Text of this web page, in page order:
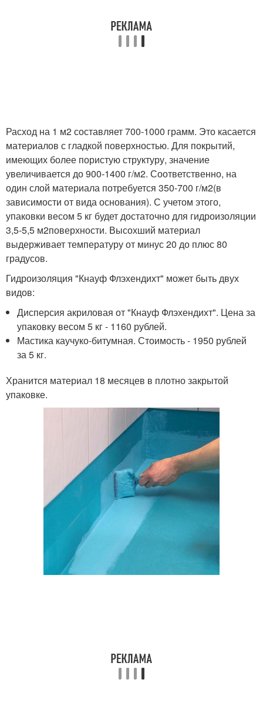
Расход на 1 м2 составляет 700-1000 грамм. Это касается
материалов с гладкой поверхностью. Для покрытий,
имеющих более пористую структуру, значение
увеличивается до 900-1400 г/м2. Соответственно, на
один слой материала потребуется 350-700 г/м2(в
зависимости от вида основания). С учетом этого,
упаковки весом 5 кг будет достаточно для гидроизоляции
3,5-5,5 м2поверхности. Высохший материал
выдерживает температуру от минус 20 до плюс 80
градусов.
Гидроизоляция "Кнауф Флэхендихт" может быть двух
видов:
Дисперсия акриловая от "Кнауф Флэхендихт". Цена за
упаковку весом 5 кг - 1160 рублей.
Мастика каучуко-битумная. Стоимость - 1950 рублей
за 5 кг.
Хранится материал 18 месяцев в плотно закрытой
упаковке.